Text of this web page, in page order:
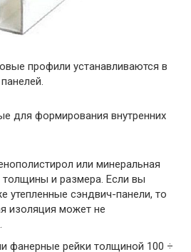
профили устанавливаются в
или минеральная
и размера. Если вы
утепленные сэндвич-панели, то
изоляция может не
фанерные рейки толщиной 100 ÷